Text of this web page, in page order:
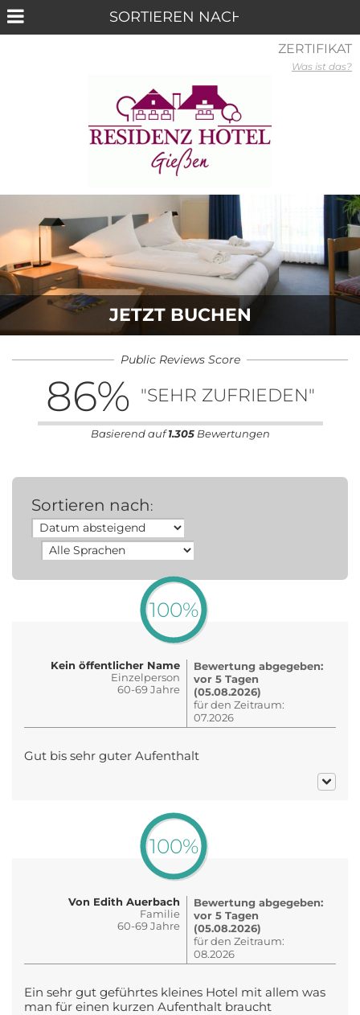
JETZT BUCHEN
Public Reviews Score
86% "SEHR ZUFRIEDEN"
Basierend auf1.305Bewertungen
Sortieren nach:
100%
Kein öffentlicher Name
Einzelperson
60-69 Jahre
Bewertung abgegeben:
vor 5 Tagen
(05.08.2026)
für den Zeitraum:
07.2026
Gut bis sehr guter Aufenthalt
100%
Von Edith Auerbach
Familie
60-69 Jahre
Bewertung abgegeben:
vor 5 Tagen
(05.08.2026)
für den Zeitraum:
08.2026
Ein sehr gut geführtes kleines Hotel mit allem was
man für einen kurzen Aufenthalt braucht
ZERTIFIKAT
Was ist das?